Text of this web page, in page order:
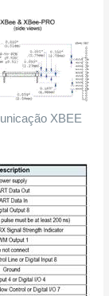
XBEE